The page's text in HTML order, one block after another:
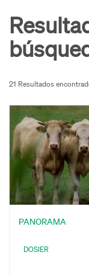
21 Resultados
PANORAMA
DOSIER